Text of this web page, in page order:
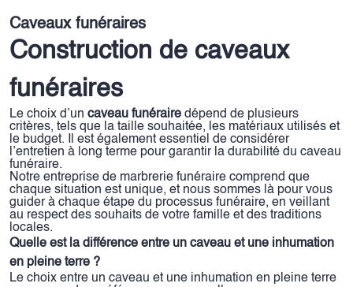
Caveaux funéraires
Construction de caveaux
funéraires
Le choix d’un caveau funéraire dépend de plusieurs
critères, tels que la taille souhaitée, les matériaux utilisés et
le budget. Il est également essentiel de considérer
l’entretien à long terme pour garantir la durabilité du caveau
funéraire.
Notre entreprise de marbrerie funéraire comprend que
chaque situation est unique, et nous sommes là pour vous
guider à chaque étape du processus funéraire, en veillant
au respect des souhaits de votre famille et des traditions
locales.
Quelle est la différence entre un caveau et une inhumation
en pleine terre ?
Le choix entre un caveau et une inhumation en pleine terre